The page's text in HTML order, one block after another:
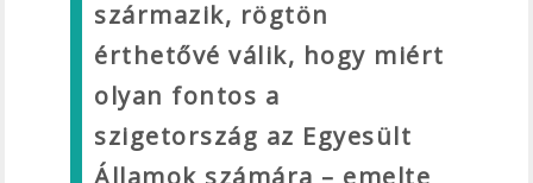
származik, rögtön
érthetővé válik, hogy miért
olyan fontos a
szigetország az Egyesült
Államok számára – emelte